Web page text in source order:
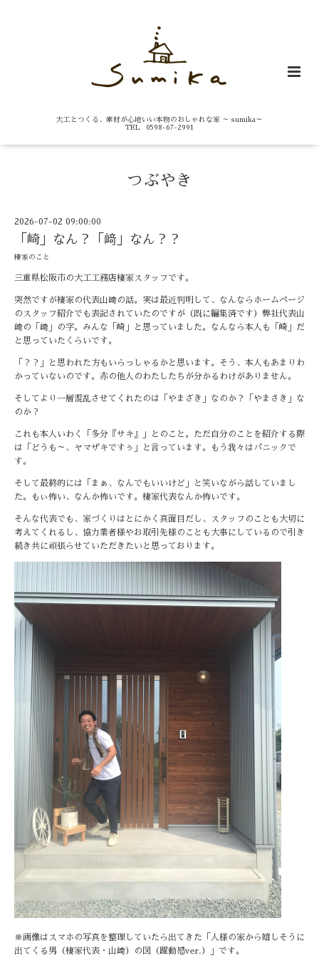
大工とつくる、素材が心地いい本物のおしゃれな家 ～ sumika～
TEL 0598-67-2991
つぶやき
2026-07-02 09:00:00
「崎」なん？「﨑」なん？？
棲家のこと
三重県松阪市の大工工務店棲家スタッフです。
突然ですが棲家の代表山﨑の話。実は最近判明して、なんならホームページ
のスタッフ紹介でも表記されていたのですが（既に編集済です）弊社代表山
﨑の「﨑」の字。みんな「崎」と思っていました。なんなら本人も「崎」だ
と思っていたくらいです。
「？？」と思われた方もいらっしゃるかと思います。そう、本人もあまりわ
かっていないのです。赤の他人のわたしたちが分かるわけがありません。
そしてより一層混乱させてくれたのは「やまざき」なのか？「やまさき」な
のか？
これも本人いわく「多分『サキ』」とのこと。ただ自分のことを紹介する際
は「どうも～、ヤマザキですぅ」と言っています。もう我々はパニックで
す。
そして最終的には「まぁ、なんでもいいけど」と笑いながら話していまし
た。もぃ怖い、なんか怖いです。棲家代表なんか怖いです。
そんな代表でも、家づくりはとにかく真面目だし、スタッフのことも大切に
考えてくれるし、協力業者様やお取引先様のことも大事にしているので引き
続き共に頑張らせていただきたいと思っております。
※画像はスマホの写真を整理していたら出てきた「人様の家から嬉しそうに
出てくる男（棲家代表・山﨑）の図（躍動感ver.）」です。